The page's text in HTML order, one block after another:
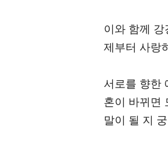
이와 함께
제부터 사랑
서로를 향한
혼이 바뀌면
말이 될 지